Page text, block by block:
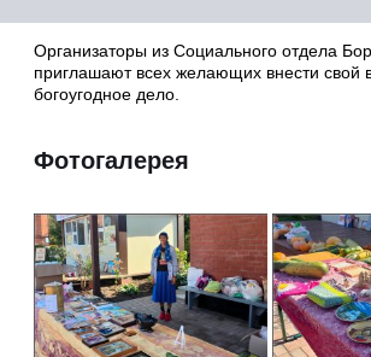
Организаторы из Социального отдела
приглашают всех желающих внести свой
богоугодное дело.
Фотогалерея